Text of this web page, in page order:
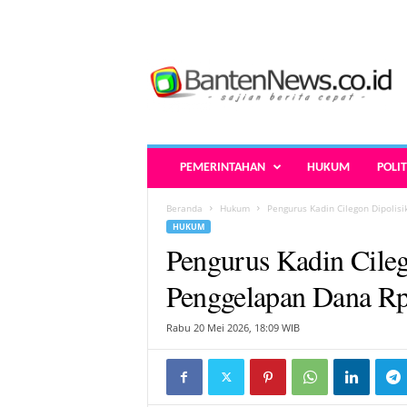
n
-
PEMERINTAHAN HUKUM
Beranda Hukum Pengurus Kadin Cilegon
HUKUM
Pengurus Kadin
Penggelapan Dana
Rabu 20 Mei 2026, 18:09 WIB